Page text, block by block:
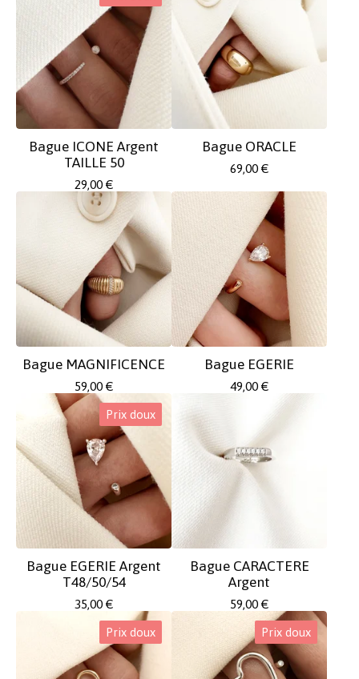
Bague ICONE Argent
TAILLE 50
29,00 €
Bague ORACLE
69,00 €
Bague MAGNIFICENCE
59,00 €
Bague EGERIE
49,00 €
Prix doux
Bague EGERIE Argent
T48/50/54
35,00 €
Bague CARACTERE
Argent
59,00 €
Prix doux Prix doux